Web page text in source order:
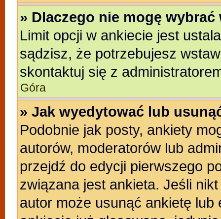
» Dlaczego nie mogę
Limit opcji w ankiecie jest
sądzisz, że potrzebujesz
skontaktuj się z
Góra
» Jak wyedytować lub
Podobnie jak posty, ankiety
autorów, moderatorów lub
przejdź do edycji pierwszego
związana jest ankieta. Jeśli
autor może usunąć ankietę